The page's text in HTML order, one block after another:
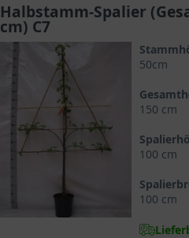
Halbstamm-Spalier
cm) C7
50cm
150 cm
100 cm
100 cm